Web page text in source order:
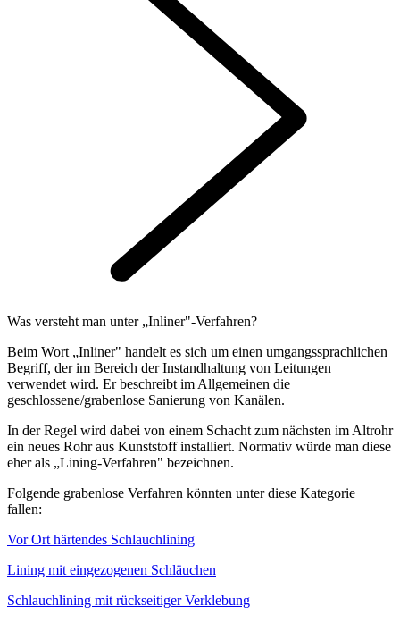
Was versteht man unter „Inliner"-Verfahren?
Beim Wort „Inliner" handelt es sich um einen umgangssprachlichen
Begriff, der im Bereich der Instandhaltung von Leitungen
verwendet wird. Er beschreibt im Allgemeinen die
geschlossene/grabenlose Sanierung von Kanälen.
In der Regel wird dabei von einem Schacht zum nächsten im Altrohr
ein neues Rohr aus Kunststoff installiert. Normativ würde man diese
eher als „Lining-Verfahren" bezeichnen.
Folgende grabenlose Verfahren könnten unter diese Kategorie
fallen:
Vor Ort härtendes Schlauchlining
Lining mit eingezogenen Schläuchen
Schlauchlining mit rückseitiger Verklebung